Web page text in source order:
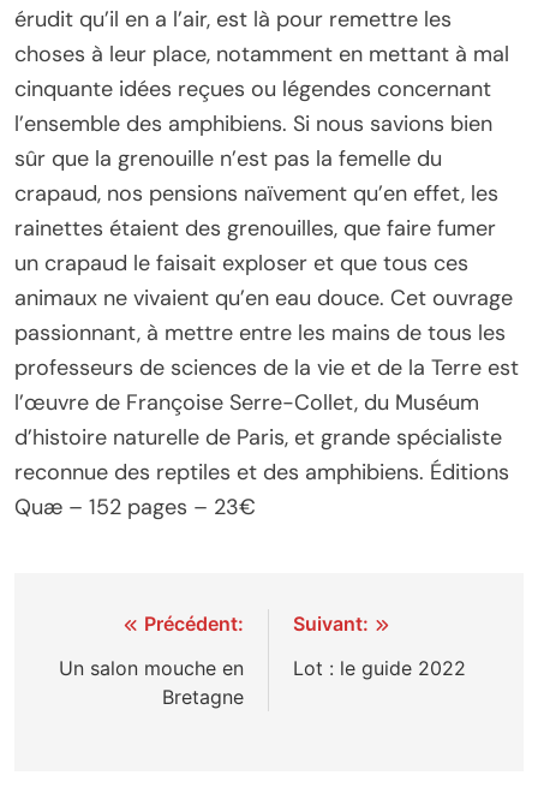
érudit qu’il en a l’air, est là pour remettre les
choses à leur place, notamment en mettant à mal
cinquante idées reçues ou légendes concernant
l’ensemble des amphibiens. Si nous savions bien
sûr que la grenouille n’est pas la femelle du
crapaud, nos pensions naïvement qu’en effet, les
rainettes étaient des grenouilles, que faire fumer
un crapaud le faisait exploser et que tous ces
animaux ne vivaient qu’en eau douce. Cet ouvrage
passionnant, à mettre entre les mains de tous les
professeurs de sciences de la vie et de la Terre est
l’œuvre de Françoise Serre-Collet, du Muséum
d’histoire naturelle de Paris, et grande spécialiste
reconnue des reptiles et des amphibiens. Éditions
Quæ – 152 pages – 23€
Navigation
de
Précédent:
Un salon mouche en
Bretagne
Suivant:
Lot : le guide 2022